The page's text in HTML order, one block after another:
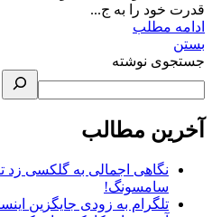
قدرت خود را به ج...
ادامه مطلب
بستن
جستجوی نوشته
آخرین مطالب
سامسونگ!
تلگرام به زودی جایگزین